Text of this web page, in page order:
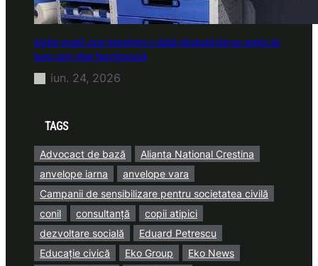
Atelier mobil: cum transformi o dubă obișnuită într-un spațiu de
lucru care chiar funcționează
iun. 24, 2026
TAGS
Advocact de bază
Alianta National Crestina
anvelope iarna
anvelope vara
Campanii de sensibilizare pentru societatea civilă
conil
consultanță
copii atipici
dezvoltare socială
Eduard Petrescu
Educație civică
Eko Group
Eko News